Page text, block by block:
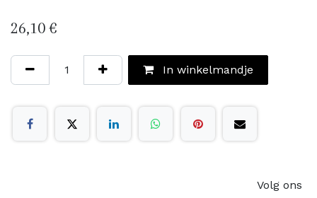
26,10 €
In winkelmandje
Volg ons